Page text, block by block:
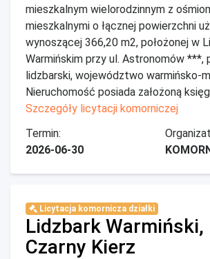
mieszkalnym wielorodzinnym z
mieszkalnymi o łącznej powierzchni
wynoszącej 366,20 m2, położonej w
Warmińskim przy ul. Astronomów ***,
lidzbarski, województwo warmińsko-
Nieruchomość posiada założoną
Szczegóły licytacji komorniczej
Termin:
2026-06-30
Licytacja komornicza działki
Lidzbark Warmiński,
Czarny Kierz